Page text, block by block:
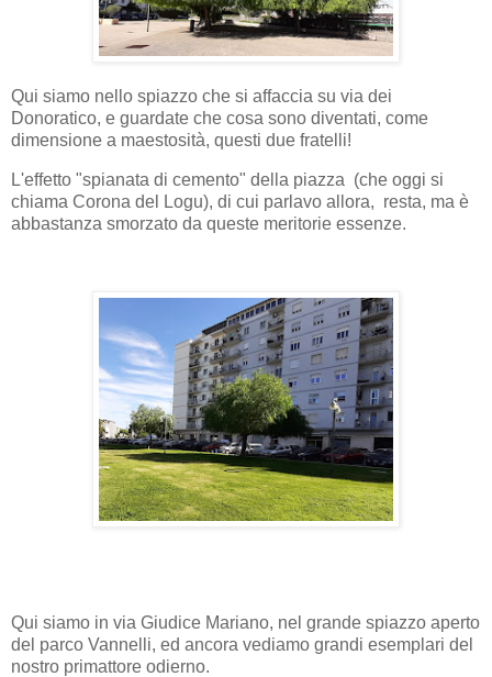
Qui siamo nello spiazzo che si affaccia su via dei
Donoratico, e guardate che cosa sono diventati, come
dimensione a maestosità, questi due fratelli!
L'effetto "spianata di cemento" della piazza (che oggi si
chiama Corona del Logu), di cui parlavo allora, resta, ma è
abbastanza smorzato da queste meritorie essenze.
Qui siamo in via Giudice Mariano, nel grande spiazzo aperto
del parco Vannelli, ed ancora vediamo grandi esemplari del
nostro primattore odierno.